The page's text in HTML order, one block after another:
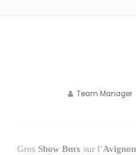
Team Manager
Gros Show Bmx sur l’